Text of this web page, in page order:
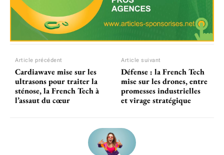
Article précédent
Cardiawave mise sur les
ultrasons pour traiter la
sténose, la French Tech à
l’assaut du cœur
Article suivant
Défense : la French Tech
mise sur les drones, entre
promesses industrielles
et virage stratégique